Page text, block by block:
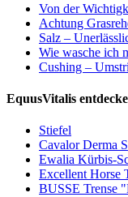
Von der
Achtung
Salz –
Wie wasche ich
Cushing –
EquusVitalis
Stiefel
Cavalor Derma
Ewalia Kürbis-
Excellent Horse
BUSSE Trense